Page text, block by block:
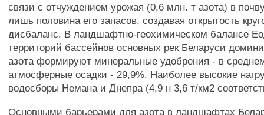
связи с отчуждением урожая (0,6 млн. т азота) в
лишь половина его запасов, создавая открытость
дисбаланс. В ландшафтно-геохимическом балансе
территорий бассейнов основных рек Беларуси
азота формируют минеральные удобрения - в
атмосферные осадки - 29,9%. Наиболее высокие
водосборы Немана и Днепра (4,9 н 3,6 т/км2
Основными барьерами для азота в ландшафтах